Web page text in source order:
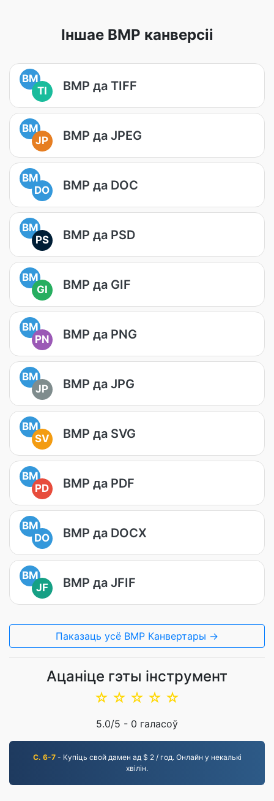
Іншае BMP канверсіі
BM
TI
BMP да TIFF
BM
JP
BMP да JPEG
BM
DO
BMP да DOC
BM
PS
BMP да PSD
BM
GI
BMP да GIF
BM
PN
BMP да PNG
BM
JP
BMP да JPG
BM
SV
BMP да SVG
BM
PD
BMP да PDF
BM
DO
BMP да DOCX
BM
JF
BMP да JFIF
Паказаць усё BMP Канвертары →
Ацаніце гэты інструмент
☆
☆
☆
☆
☆
5.0/5 - 0 галасоў
С. 6-7- Купіць свой дамен ад $ 2 / год. Онлайн у некалькі
хвілін.